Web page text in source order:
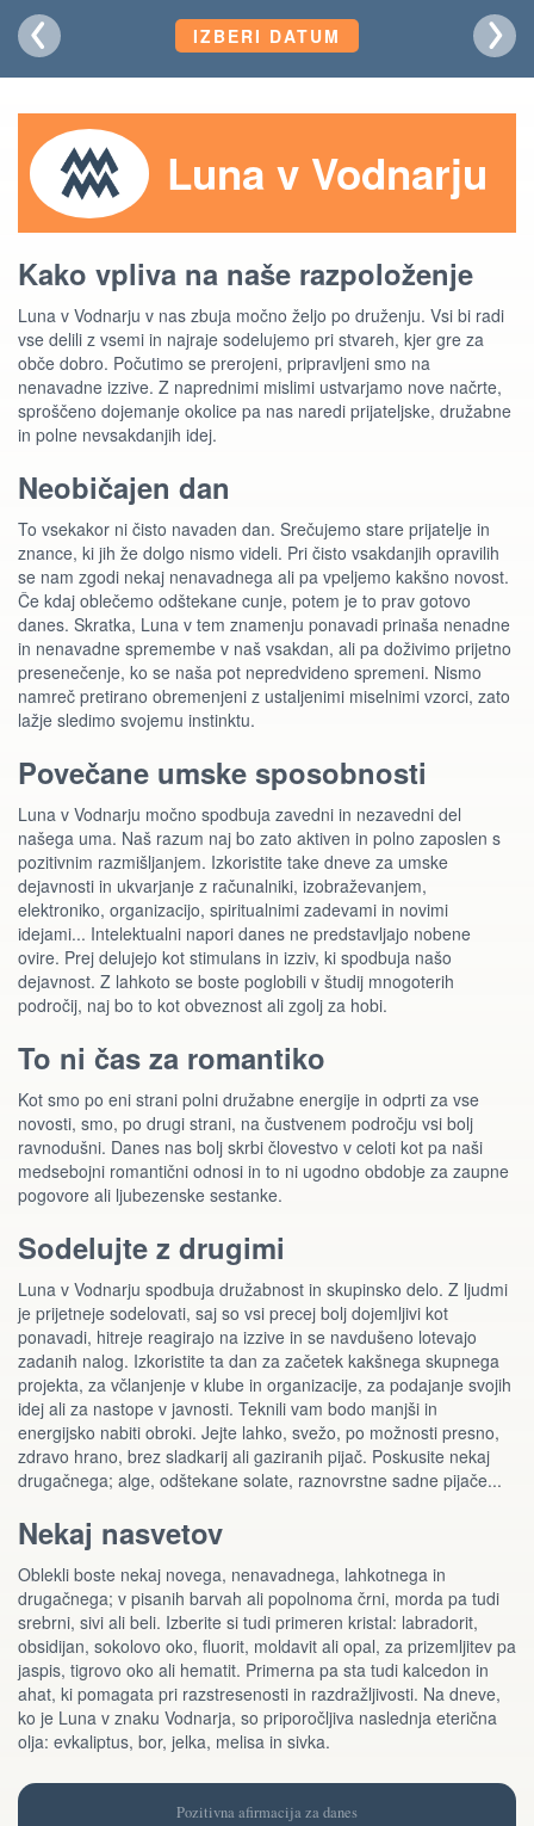
IZBERI DATUM
Luna v Vodnarju
Kako vpliva na naše razpoloženje
Luna v Vodnarju v nas zbuja močno željo po druženju. Vsi bi radi
vse delili z vsemi in najraje sodelujemo pri stvareh, kjer gre za
obče dobro. Počutimo se prerojeni, pripravljeni smo na
nenavadne izzive. Z naprednimi mislimi ustvarjamo nove načrte,
sproščeno dojemanje okolice pa nas naredi prijateljske, družabne
in polne nevsakdanjih idej.
Neobičajen dan
To vsekakor ni čisto navaden dan. Srečujemo stare prijatelje in
znance, ki jih že dolgo nismo videli. Pri čisto vsakdanjih opravilih
se nam zgodi nekaj nenavadnega ali pa vpeljemo kakšno novost.
Če kdaj oblečemo odštekane cunje, potem je to prav gotovo
danes. Skratka, Luna v tem znamenju ponavadi prinaša nenadne
in nenavadne spremembe v naš vsakdan, ali pa doživimo prijetno
presenečenje, ko se naša pot nepredvideno spremeni. Nismo
namreč pretirano obremenjeni z ustaljenimi miselnimi vzorci, zato
lažje sledimo svojemu instinktu.
Povečane umske sposobnosti
Luna v Vodnarju močno spodbuja zavedni in nezavedni del
našega uma. Naš razum naj bo zato aktiven in polno zaposlen s
pozitivnim razmišljanjem. Izkoristite take dneve za umske
dejavnosti in ukvarjanje z računalniki, izobraževanjem,
elektroniko, organizacijo, spiritualnimi zadevami in novimi
idejami... Intelektualni napori danes ne predstavljajo nobene
ovire. Prej delujejo kot stimulans in izziv, ki spodbuja našo
dejavnost. Z lahkoto se boste poglobili v študij mnogoterih
področij, naj bo to kot obveznost ali zgolj za hobi.
To ni čas za romantiko
Kot smo po eni strani polni družabne energije in odprti za vse
novosti, smo, po drugi strani, na čustvenem področju vsi bolj
ravnodušni. Danes nas bolj skrbi človestvo v celoti kot pa naši
medsebojni romantični odnosi in to ni ugodno obdobje za zaupne
pogovore ali ljubezenske sestanke.
Sodelujte z drugimi
Luna v Vodnarju spodbuja družabnost in skupinsko delo. Z ljudmi
je prijetneje sodelovati, saj so vsi precej bolj dojemljivi kot
ponavadi, hitreje reagirajo na izzive in se navdušeno lotevajo
zadanih nalog. Izkoristite ta dan za začetek kakšnega skupnega
projekta, za včlanjenje v klube in organizacije, za podajanje svojih
idej ali za nastope v javnosti. Teknili vam bodo manjši in
energijsko nabiti obroki. Jejte lahko, svežo, po možnosti presno,
zdravo hrano, brez sladkarij ali gaziranih pijač. Poskusite nekaj
drugačnega; alge, odštekane solate, raznovrstne sadne pijače...
Nekaj nasvetov
Oblekli boste nekaj novega, nenavadnega, lahkotnega in
drugačnega; v pisanih barvah ali popolnoma črni, morda pa tudi
srebrni, sivi ali beli. Izberite si tudi primeren kristal: labradorit,
obsidijan, sokolovo oko, fluorit, moldavit ali opal, za prizemljitev pa
jaspis, tigrovo oko ali hematit. Primerna pa sta tudi kalcedon in
ahat, ki pomagata pri razstresenosti in razdražljivosti. Na dneve,
ko je Luna v znaku Vodnarja, so priporočljiva naslednja eterična
olja: evkaliptus, bor, jelka, melisa in sivka.
Pozitivna afirmacija za danes